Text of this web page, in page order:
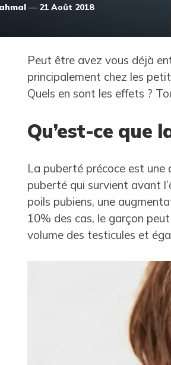
21 Août 2018
Peut être avez vous déjà
principalement chez les
Quels en sont les effets ?
Qu’est-ce que
La puberté précoce est une
puberté qui survient avant
poils pubiens, une
10% des cas, le garçon
volume des testicules et